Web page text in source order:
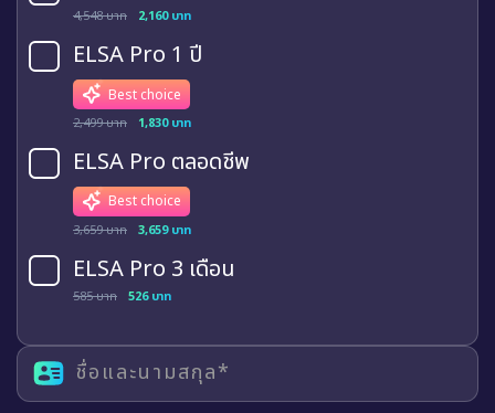
4,548 บาท 2,160 บาท
ELSA Pro 1 ปี
Best choice
2,499 บาท 1,830 บาท
ELSA Pro ตลอดชีพ
Best choice
3,659 บาท 3,659 บาท
ELSA Pro 3 เดือน
585 บาท 526 บาท
ชื่อและนามสกุล*